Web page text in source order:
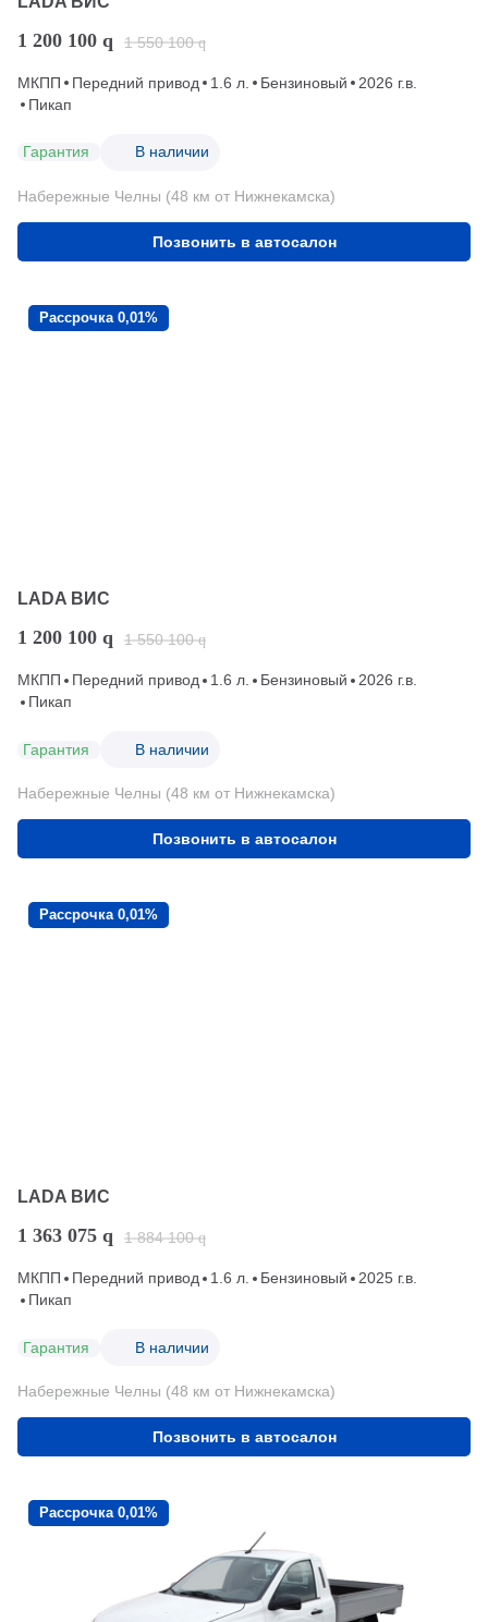
1 200 100 q 1 550 100 q
МКПП Передний привод 1.6 л. Бензиновый
2026 г.в.
Пикап
Гарантия В наличии
Набережные Челны (48 км от Нижнекамска)
Позвонить в автосалон
Рассрочка 0,01%
LADA ВИС
1 200 100 q 1 550 100 q
МКПП Передний привод 1.6 л. Бензиновый
2026 г.в.
Пикап
Гарантия В наличии
Набережные Челны (48 км от Нижнекамска)
Позвонить в автосалон
Рассрочка 0,01%
LADA ВИС
1 363 075 q 1 884 100 q
МКПП Передний привод 1.6 л. Бензиновый
2025 г.в.
Пикап
Гарантия В наличии
Набережные Челны (48 км от Нижнекамска)
Позвонить в автосалон
Рассрочка 0,01%